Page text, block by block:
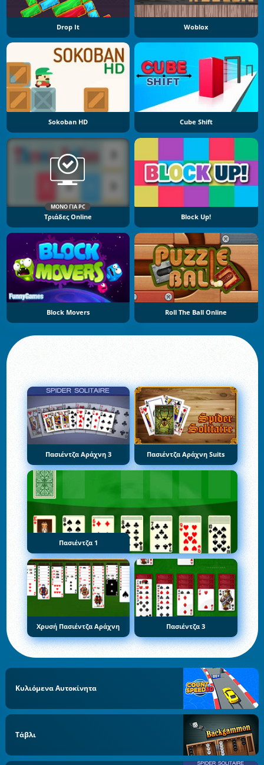
Drop It Woblox
Sokoban HD Cube Shift
ΜΌΝΟ ΓΙΑ PC
Τριάδες Online Block Up!
Block Movers Roll The Ball Online
Πασιέντζα Αράχνη 3 Πασιέντζα Αράχνη Suits
Πασιέντζα 1
Χρυσή Πασιέντζα Αράχνη Πασιέντζα 3
Κυλιόμενα Αυτοκίνητα
Τάβλι